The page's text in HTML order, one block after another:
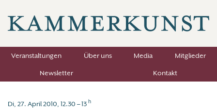
Veranstaltungen Über uns Media
Mitglieder
Newsletter
Kontakt
Di, 27. April 2010, 12.30 – 13 h